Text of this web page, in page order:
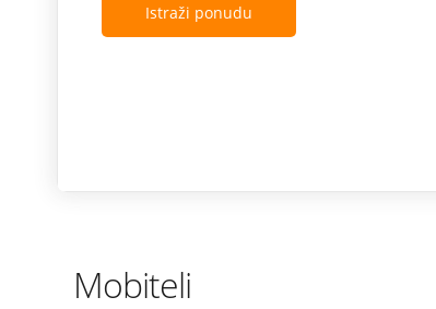
Istraži ponudu
Mobiteli